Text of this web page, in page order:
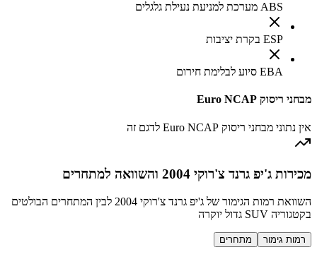
ABS מערכת למניעת נעילת גלגלים
ESP בקרת יציבות
EBA סיוע לבלימת חירום
מבחני ריסוק Euro NCAP
אין נתוני מבחני ריסוק Euro NCAP לדגם זה
מכירות ג'יפ גרנד צ'רוקי 2004 והשוואה למתחרים
השוואת רמות הגימור של ג'יפ גרנד צ'רוקי 2004 לבין המתחרים הבולטים
בקטגוריה SUV גדול יוקרה
רמות גימור מתחרים